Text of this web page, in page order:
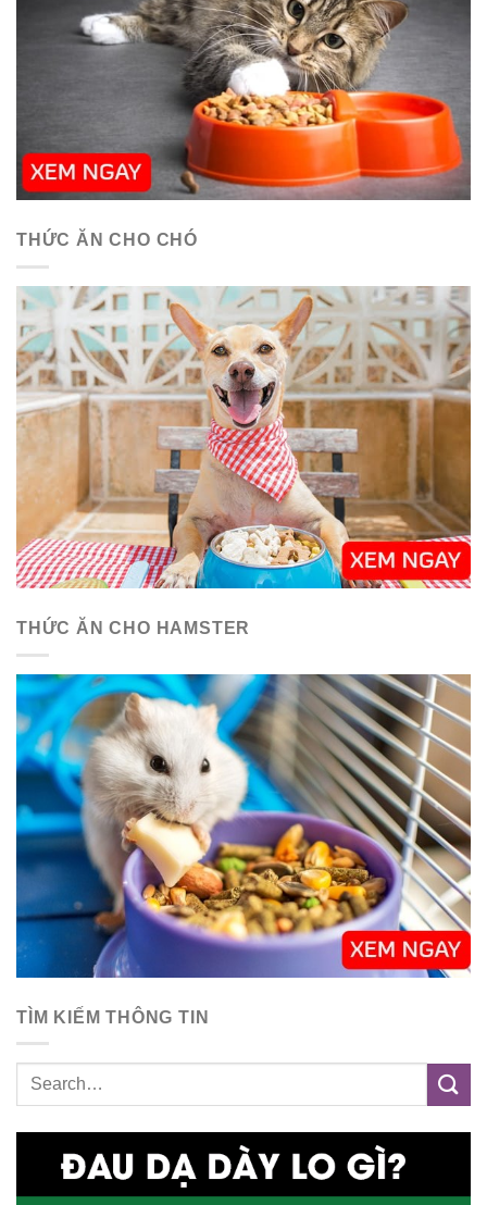
THỨC ĂN CHO CHÓ
THỨC ĂN CHO HAMSTER
TÌM KIẾM THÔNG TIN